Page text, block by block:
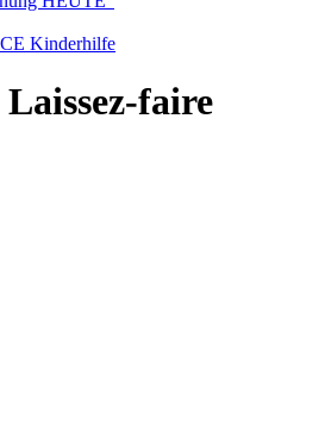
Kinderhilfe
Laissez-faire